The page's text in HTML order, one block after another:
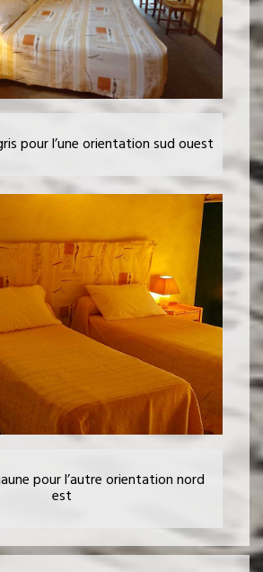
pour l’une orientation sud ouest
pour l’autre orientation nord
est